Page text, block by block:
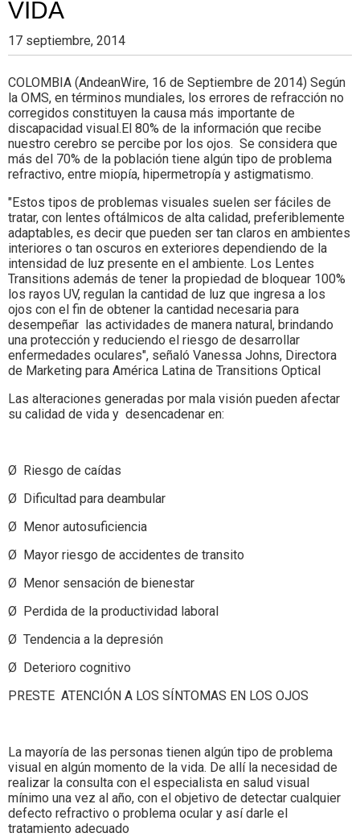
VIDA
17 septiembre, 2014
COLOMBIA (AndeanWire, 16 de Septiembre de 2014) Según
la OMS, en términos mundiales, los errores de refracción no
corregidos constituyen la causa más importante de
discapacidad visual.El 80% de la información que recibe
nuestro cerebro se percibe por los ojos. Se considera que
más del 70% de la población tiene algún tipo de problema
refractivo, entre miopía, hipermetropía y astigmatismo.
"Estos tipos de problemas visuales suelen ser fáciles de
tratar, con lentes oftálmicos de alta calidad, preferiblemente
adaptables, es decir que pueden ser tan claros en ambientes
interiores o tan oscuros en exteriores dependiendo de la
intensidad de luz presente en el ambiente. Los Lentes
Transitions además de tener la propiedad de bloquear 100%
los rayos UV, regulan la cantidad de luz que ingresa a los
ojos con el fin de obtener la cantidad necesaria para
desempeñar las actividades de manera natural, brindando
una protección y reduciendo el riesgo de desarrollar
enfermedades oculares", señaló Vanessa Johns, Directora
de Marketing para América Latina de Transitions Optical
Las alteraciones generadas por mala visión pueden afectar
su calidad de vida y desencadenar en:
Ø Riesgo de caídas
Ø Dificultad para deambular
Ø Menor autosuficiencia
Ø Mayor riesgo de accidentes de transito
Ø Menor sensación de bienestar
Ø Perdida de la productividad laboral
Ø Tendencia a la depresión
Ø Deterioro cognitivo
PRESTE ATENCIÓN A LOS SÍNTOMAS EN LOS OJOS
La mayoría de las personas tienen algún tipo de problema
visual en algún momento de la vida. De allí la necesidad de
realizar la consulta con el especialista en salud visual
mínimo una vez al año, con el objetivo de detectar cualquier
defecto refractivo o problema ocular y así darle el
tratamiento adecuado